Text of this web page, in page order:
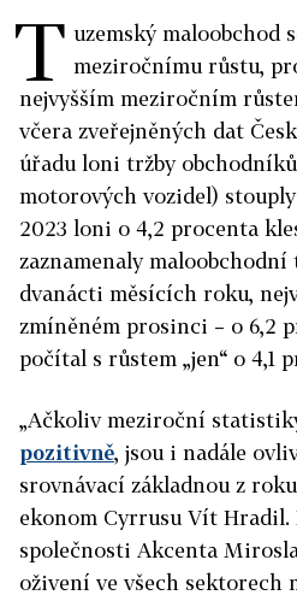
T uzemský maloobchod
meziročnímu růstu,
nejvyšším meziročním
včera zveřejněných dat
úřadu loni tržby
motorových vozidel)
2023 loni o 4,2 procenta
zaznamenaly maloobchodní
dvanácti měsících roku,
zmíněném prosinci – o 6,2
počítal s růstem „jen“ o 4,1
„Ačkoliv meziroční
pozitivně, jsou i nadále
srovnávací základnou z
ekonom Cyrrusu Vít Hradil.
společnosti Akcenta
oživení ve všech sektorech